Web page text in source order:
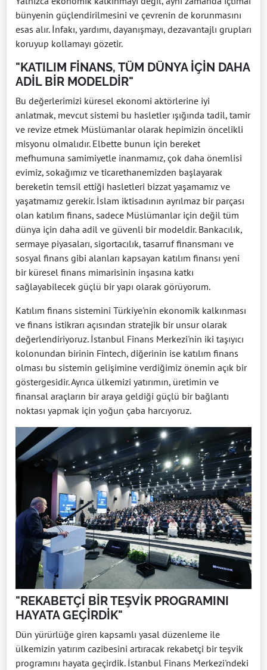
bünyenin güçlendirilmesini ve çevrenin de korunmasını
esas alır. İnfakı, yardımı, dayanışmayı, dezavantajlı grupları
koruyup kollamayı gözetir.
"KATILIM FİNANS, TÜM DÜNYA İÇİN DAHA
ADİL BİR MODELDİR"
Bu değerlerimizi küresel ekonomi aktörlerine iyi
anlatmak, mevcut sistemi bu hasletler ışığında tadil, tamir
ve revize etmek Müslümanlar olarak hepimizin öncelikli
misyonu olmalıdır. Elbette bunun için bereket
mefhumuna samimiyetle inanmamız, çok daha önemlisi
evimiz, sokağımız ve ticarethanemizden başlayarak
bereketin temsil ettiği hasletleri bizzat yaşamamız ve
yaşatmamız gerekir. İslam iktisadının ayrılmaz bir parçası
olan katılım finans, sadece Müslümanlar için değil tüm
dünya için daha adil ve güvenli bir modeldir. Bankacılık,
sermaye piyasaları, sigortacılık, tasarruf finansmanı ve
sosyal finans gibi alanları kapsayan katılım finansı yeni
bir küresel finans mimarisinin inşasına katkı
sağlayabilecek güçlü bir yapı olarak görüyorum.
Katılım finans sistemini Türkiye'nin ekonomik kalkınması
ve finans istikrarı açısından stratejik bir unsur olarak
değerlendiriyoruz. İstanbul Finans Merkezi'nin iki taşıyıcı
kolonundan birinin Fintech, diğerinin ise katılım finans
olması bu sistemin gelişimine verdiğimiz önemin açık bir
göstergesidir. Ayrıca ülkemizi yatırımın, üretimin ve
finansal araçların bir araya geldiği güçlü bir bağlantı
noktası yapmak için yoğun çaba harcıyoruz.
"REKABETÇİ BİR TEŞVİK PROGRAMINI
HAYATA GEÇİRDİK"
Dün yürürlüğe giren kapsamlı yasal düzenleme ile
ülkemizin yatırım cazibesini artıracak rekabetçi bir teşvik
programını hayata geçirdik. İstanbul Finans Merkezi'ndeki